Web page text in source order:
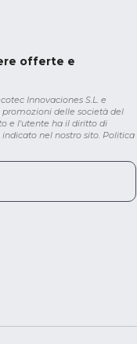
offerte e
Innovaciones S.L. e
promozioni delle società del
e l'utente ha il diritto di
nel nostro sito. Politica